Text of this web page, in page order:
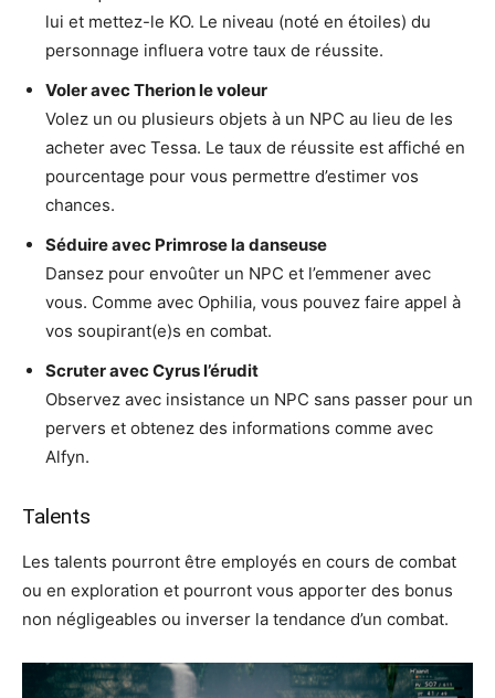
lui et mettez-le KO. Le niveau (noté en étoiles) du
personnage influera votre taux de réussite.
Voler avec Therion le voleur
Volez un ou plusieurs objets à un NPC au lieu de les
acheter avec Tessa. Le taux de réussite est affiché en
pourcentage pour vous permettre d’estimer vos
chances.
Séduire avec Primrose la danseuse
Dansez pour envoûter un NPC et l’emmener avec
vous. Comme avec Ophilia, vous pouvez faire appel à
vos soupirant(e)s en combat.
Scruter avec Cyrus l’érudit
Observez avec insistance un NPC sans passer pour un
pervers et obtenez des informations comme avec
Alfyn.
Talents
Les talents pourront être employés en cours de combat
ou en exploration et pourront vous apporter des bonus
non négligeables ou inverser la tendance d’un combat.